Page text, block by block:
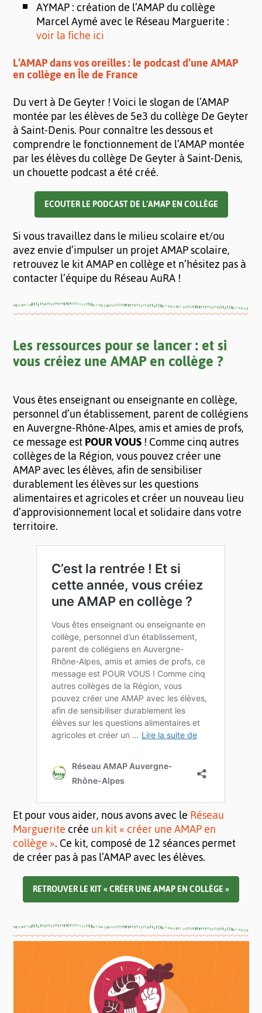
AYMAP : création de l’AMAP du collège
Marcel Aymé avec le Réseau Marguerite :
voir la fiche ici
L’AMAP dans vos oreilles : le podcast d’une AMAP
en collège en Île de France
Du vert à De Geyter ! Voici le slogan de l’AMAP
montée par les élèves de 5e3 du collège De Geyter
à Saint-Denis. Pour connaître les dessous et
comprendre le fonctionnement de l’AMAP montée
par les élèves du collège De Geyter à Saint-Denis,
un chouette podcast a été créé.
ECOUTER LE PODCAST DE L’AMAP EN COLLÈGE
Si vous travaillez dans le milieu scolaire et/ou
avez envie d’impulser un projet AMAP scolaire,
retrouvez le kit AMAP en collège et n’hésitez pas à
contacter l’équipe du Réseau AuRA !
Les ressources pour se lancer : et si
vous créiez une AMAP en collège ?
Vous êtes enseignant ou enseignante en collège,
personnel d’un établissement, parent de collégiens
en Auvergne-Rhône-Alpes, amis et amies de profs,
ce message estPOUR VOUS! Comme cinq autres
collèges de la Région, vous pouvez créer une
AMAP avec les élèves, afin de sensibiliser
durablement les élèves sur les questions
alimentaires et agricoles et créer un nouveau lieu
d’approvisionnement local et solidaire dans votre
territoire.
Et pour vous aider, nous avons avec leRéseau
Margueritecréeun kit « créer une AMAP en
collège ». Ce kit, composé de 12 séances permet
de créer pas à pas l’AMAP avec les élèves.
RETROUVER LE KIT « CRÉER UNE AMAP EN COLLÈGE »